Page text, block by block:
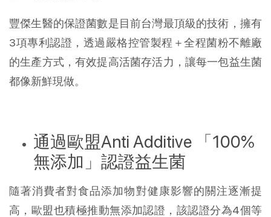
豐傑生醫的保證菌數是目前台灣最頂級的技術，擁有
3項專利認證，透過嚴格控管製程＋全程菌粉不離廠
的生產方式，有效提高活菌存活力，讓每一包益生菌
都像新鮮現做。
通過歐盟Anti Additive 「100%
無添加」認證益生菌
隨著消費者對食品添加物對健康影響的關注逐漸提
高，歐盟也積極推動無添加認證，該認證分為4個等